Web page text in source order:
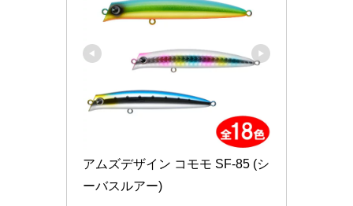
アムズデザイン コモモ SF-85 (シ
ーバスルアー)